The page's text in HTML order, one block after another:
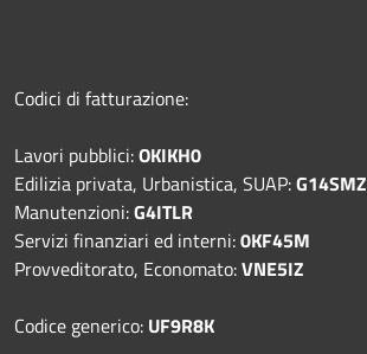
Codici di fatturazione:
Lavori pubblici:OKIKH0
Edilizia privata, Urbanistica, SUAP:G14SMZ
Manutenzioni:G4ITLR
Servizi finanziari ed interni:0KF45M
Provveditorato, Economato:VNE5IZ
Codice generico: UF9R8K